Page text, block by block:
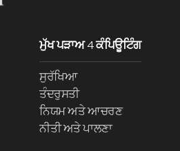
ਮੁੱਖ ਪੜਾਅ 4 ਕੰਪਿਊਟਿੰਗ
ਸੁਰੱਖਿਆ
ਤੰਦਰੁਸਤੀ
ਨਿਯਮ ਅਤੇ ਆਚਰਣ
ਨੀਤੀ ਅਤੇ ਪਾਲਣਾ